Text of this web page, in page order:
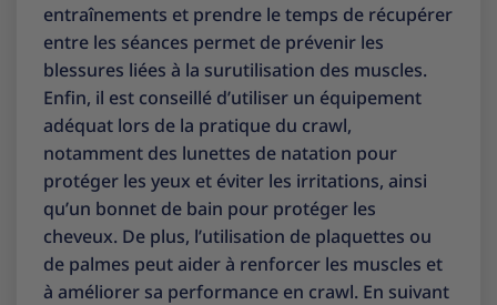
entraînements et prendre le temps de récupérer
entre les séances permet de prévenir les
blessures liées à la surutilisation des muscles.
Enfin, il est conseillé d’utiliser un équipement
adéquat lors de la pratique du crawl,
notamment des lunettes de natation pour
protéger les yeux et éviter les irritations, ainsi
qu’un bonnet de bain pour protéger les
cheveux. De plus, l’utilisation de plaquettes ou
de palmes peut aider à renforcer les muscles et
à améliorer sa performance en crawl. En suivant